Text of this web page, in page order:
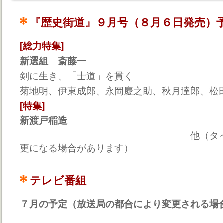
『歴史街道』９月号（８月６日発売）
[総力特集]
新選組 斎藤一
剣に生き、「士道」を貫く
菊地明、伊東成郎、永岡慶之助、秋月達郎、松
[特集]
新渡戸稲造
他（タイトル、筆
更になる場合があります）
テレビ番組
７月の予定（放送局の都合により変更される場